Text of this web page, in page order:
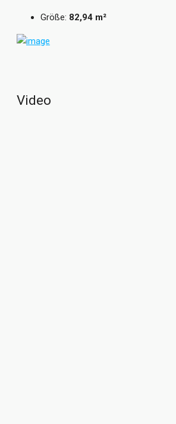
Wir bei Living Haus sind
Konzeptdenker, Könner und Macher. Seit
transformieren wir den Hausbaumarkt
unserer Baufamilien – denn darauf
glauben daran, dass allein die
Größe: 82,94 m²
Video